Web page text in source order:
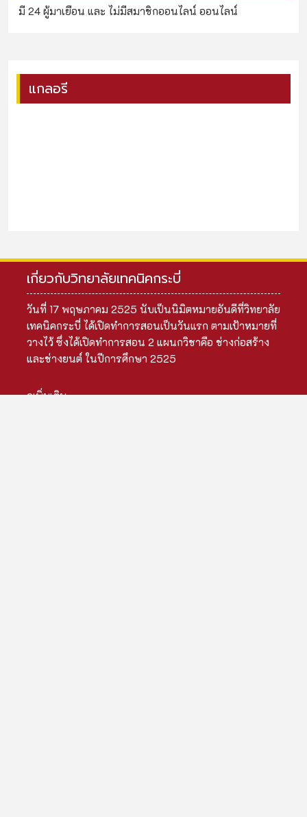
มี 24 ผู้มาเยือน และ ไม่มีสมาชิกออนไลน์ ออนไลน์
แกลอรี
เกี่ยวกับวิทยาลัยเทคนิคกระบี่
วันที่ 17 พฤษภาคม 2525 นับเป็นนิมิตหมายอันดีที่วิทยาลัย
เทคนิคกระบี่ ได้เปิดทำการสอนเป็นวันแรก ตามเป้าหมายที่
วางไว้ ซึ่งได้เปิดทำการสอน 2 แผนกวิชาคือ ช่างก่อสร้าง
และช่างยนต์ ในปีการศึกษา 2525
ดูเพิ่มเติม